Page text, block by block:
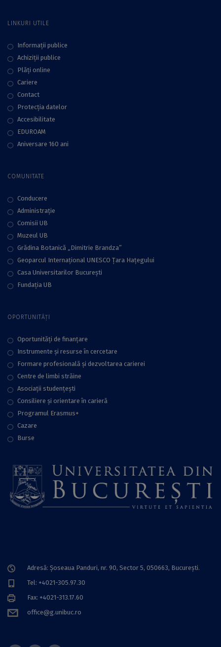
LINKURI UTILE
Informații publice
Achiziții publice
Plăţi online
Cariere
Contact
Protecţia datelor
Accesibilitate
EDUROAM
Aniversare 160 ani
COMUNITATE
Conducere
Administraţie
Comisii UB
Muzeul UB
Grădina Botanică „Dimitrie Brandza”
Geoparcul Internațional UNESCO Țara Hațegului
Casa Universitarilor București
Fundaţia UB
OPORTUNITĂȚI
Oportunități de finanțare
Instrumente și resurse în cercetare
Formare profesională și dezvoltarea carierei
Centre de limbi străine
Asociații studențești
Consiliere şi orientare în carieră
Programul Erasmus+
Cazare
Burse
Adresă: Șoseaua Panduri, nr. 90, Sector 5, 050663, Bucureşti.
Tel: +4021-305.97.30
Fax: +4021-313.17.60
office@g.unibuc.ro